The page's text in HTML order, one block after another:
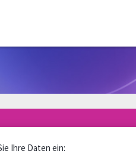
Ihre Daten ein: